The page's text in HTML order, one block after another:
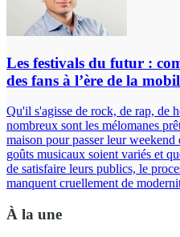
Les festivals du futur :
des fans à l’ère de la
Qu'il s'agisse de rock, de rap, de
nombreux sont les mélomanes
maison pour passer leur
goûts musicaux soient variés et
de satisfaire leurs publics, le
manquent cruellement de
À la une